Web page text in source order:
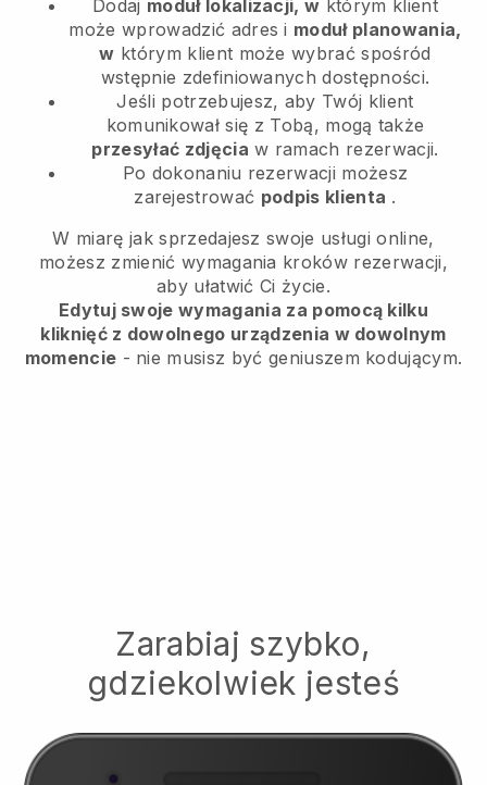
Dodaj moduł lokalizacji, w którym klient
może wprowadzić adres i moduł planowania,
w którym klient może wybrać spośród
wstępnie zdefiniowanych dostępności.
Jeśli potrzebujesz, aby Twój klient
komunikował się z Tobą, mogą także
przesyłać zdjęcia w ramach rezerwacji.
Po dokonaniu rezerwacji możesz
zarejestrować podpis klienta .
W miarę jak sprzedajesz swoje usługi online,
możesz zmienić wymagania kroków rezerwacji,
aby ułatwić Ci życie.
Edytuj swoje wymagania za pomocą kilku
kliknięć z dowolnego urządzenia w dowolnym
momencie - nie musisz być geniuszem kodującym.
Zarabiaj szybko,
gdziekolwiek jesteś